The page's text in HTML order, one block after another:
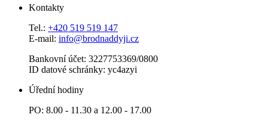
Kontakty
Tel.: +420 519 519 147
E-mail: info@brodnaddyji.cz
Bankovní účet: 3227753369/0800
ID datové schránky: yc4azyi
Úřední hodiny
PO: 8.00 - 11.30 a 12.00 - 17.00